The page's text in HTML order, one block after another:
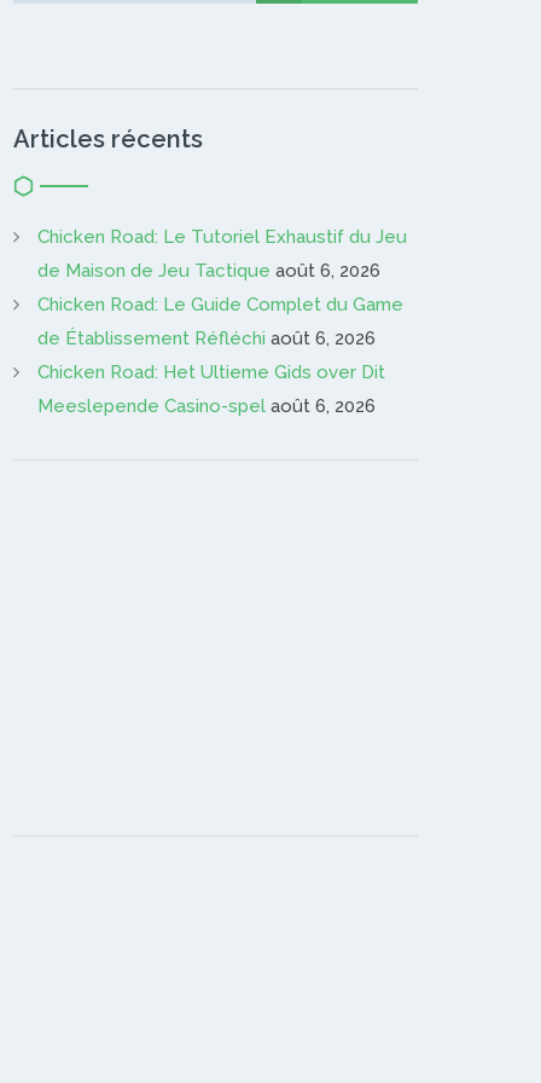
Articles récents
Chicken Road: Le Tutoriel Exhaustif du Jeu
de Maison de Jeu Tactique août 6, 2026
Chicken Road: Le Guide Complet du Game
de Établissement Réfléchi août 6, 2026
Chicken Road: Het Ultieme Gids over Dit
Meeslepende Casino-spel août 6, 2026